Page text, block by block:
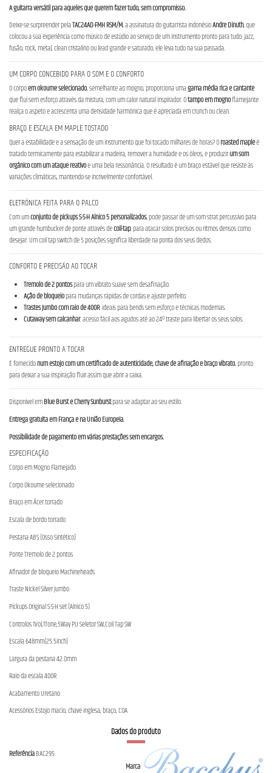
A guitarra versátil para aqueles que querem fazer tudo, sem compromisso.
Deixe-se surpreender pelaTAC24AD-FMH RSM/M, a assinatura do guitarrista indonésioAndre Dinuth, que
colocou a sua experiência como músico de estúdio ao serviço de um instrumento pronto para tudo: jazz,
fusão, rock, metal, clean cristalino ou lead grande e saturado, ele leva tudo na sua passada.
UM CORPO CONCEBIDO PARA O SOM E O CONFORTO
O corpoem okoume selecionado, semelhante ao mogno, proporciona umagama média rica e cantante
que flui sem esforço através da mistura, com um calor natural inspirador. Otampo em mognoflamejante
realça o aspeto e acrescenta uma densidade harmónica que é apreciada em crunch ou clean.
BRAÇO E ESCALA EM MAPLE TOSTADO
Quer a estabilidade e a sensação de um instrumento que foi tocado milhares de horas? Oroasted mapleé
tratado termicamente para estabilizar a madeira, remover a humidade e os óleos, e produzirum som
orgânico com um ataque reativoe uma bela ressonância. O resultado é um braço estável que resiste às
variações climáticas, mantendo-se incrivelmente confortável.
ELETRÓNICA FEITA PARA O PALCO
Com umconjunto de pickups S-S-H Alnico 5 personalizados, pode passar de um som strat percussivo para
um grande humbucker de ponte através decoil-tap, para atacar solos precisos ou ritmos densos como
desejar. Um coil tap switch de 5 posições significa liberdade na ponta dos seus dedos.
CONFORTO E PRECISÃO AO TOCAR
Tremolo de 2 pontospara um vibrato suave sem desafinação.
Ação de bloqueiopara mudanças rápidas de cordas e ajuste perfeito.
Trastes Jumbo com raio de 400R: ideais para bends sem esforço e técnicas modernas.
Cutaway sem calcanhar: acesso fácil aos agudos até ao 24º traste para libertar os seus solos.
ENTREGUE PRONTO A TOCAR
É fornecidonum estojo com um certificado de autenticidade, chave de afinação e braço vibrato, pronto
para deixar a sua inspiração fluir assim que abrir a caixa.
Disponível emBlue Burst e Cherry Sunburstpara se adaptar ao seu estilo.
Entrega gratuita em França e na União Europeia.
Possibilidade de pagamento em várias prestações sem encargos.
ESPECIFICAÇÃO
Corpo em Mogno Flamejado
Corpo Okoume selecionado
Braço em Ácer torrado
Escala de bordo torrado
Pestana ABS (Osso Sintético)
Ponte Tremolo de 2 pontos
Afinador de bloqueio Machineheads
Traste Nickel Silver Jumbo
Pickups Original S-S-H set (Alnico 5)
Controlos 1Vol,1Tone,5Way PU Seletor SW,Coil Tap SW
Escala 648mm(25.5inch)
Largura da pestana 42.0mm
Raio da escala 400R
Acabamento Uretano
Acessórios Estojo macio, chave inglesa, braço, COA
Dados do produto
Marca
ReferênciaBAC295